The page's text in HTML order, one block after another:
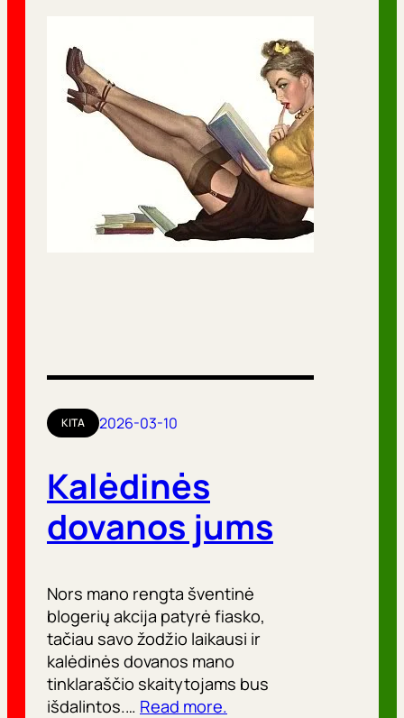
KITA 2026-03-10
Kalėdinės
dovanos jums
Nors mano rengta šventinė
blogerių akcija patyrė fiasko,
tačiau savo žodžio laikausi ir
kalėdinės dovanos mano
tinklaraščio skaitytojams bus
išdalintos.… Read more.